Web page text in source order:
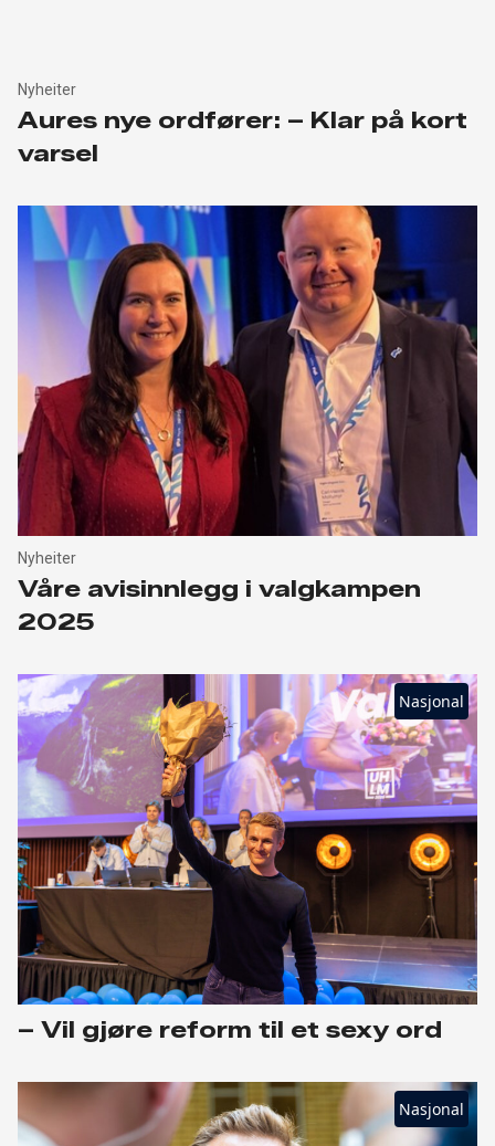
Nyheiter
Aures nye ordfører: – Klar på kort
varsel
Nyheiter
Våre avisinnlegg i valgkampen
2025
Nasjonal
– Vil gjøre reform til et sexy ord
Nasjonal